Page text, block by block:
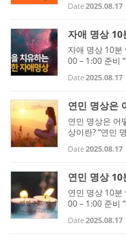
정적 정서를 키
Date2025.08.17
자애 명상 10
자애 명상 10분
00 – 1:00 준비
게 느끼며, 몸과
Date2025.08.17
연민 명상은
연민 명상은 어
상이란? “연민
를 진심으로 바
Date2025.08.17
연민 명상
연민 명상 10분
00 – 1:00 준비
게 알아차리며,
Date2025.08.17